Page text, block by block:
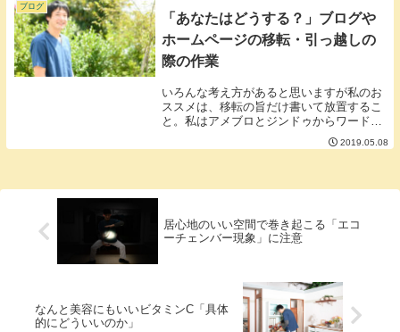
ブログ
「あなたはどうする？」ブログや
ホームページの移転・引っ越しの
際の作業
いろんな考え方があると思いますが私のお
ススメは、移転の旨だけ書いて放置するこ
と。私はアメブロとジンドゥからワードプ
レスに引っ越しましたがアメブロもジンド
ゥもワードプレスに移転する旨を書いて放
2019.05.08
居心地のいい空間で巻き起こる「エコ
ーチェンバー現象」に注意
なんと美容にもいいビタミンC「具体
的にどういいのか」